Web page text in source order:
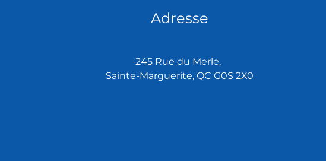
Adresse
245 Rue du Merle,
Sainte-Marguerite, QC G0S 2X0